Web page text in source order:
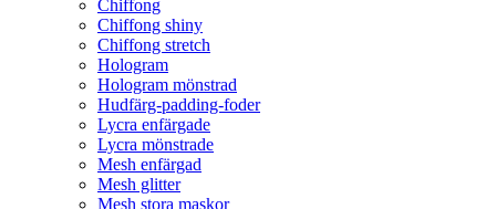
Chiffong
Chiffong shiny
Chiffong stretch
Hologram
Hologram mönstrad
Hudfärg-padding-foder
Lycra enfärgade
Lycra mönstrade
Mesh enfärgad
Mesh glitter
Mesh stora maskor